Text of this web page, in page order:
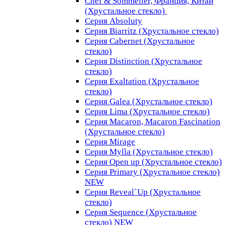
(Хрустальное стекло)
Серия Absoluty
Серия Biarritz (Хрустальное стекло)
Серия Cabernet (Хрустальное
стекло)
Серия Distinction (Хрустальное
стекло)
Серия Exaltation (Хрустальное
стекло)
Серия Galea (Хрустальное стекло)
Серия Lima (Хрустальное стекло)
Серия Macaron, Macaron Fascination
(Хрустальное стекло)
Серия Mirage
Серия Mylla (Хрустальное стекло)
Серия Open up (Хрустальное стекло)
Серия Primary (Хрустальное стекло)
NEW
Серия Reveal`Up (Хрустальное
стекло)
Серия Sequence (Хрустальное
стекло) NEW